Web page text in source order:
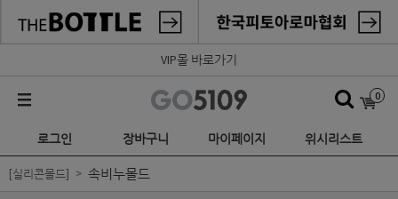
VIP몰 바로가기
0
로그인 장바구니 마이페이지 위시리스트
[실리콘몰드] 속비누몰드